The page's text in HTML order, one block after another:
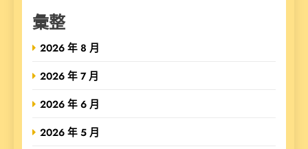
彙整
2026 年 8 月
2026 年 7 月
2026 年 6 月
2026 年 5 月